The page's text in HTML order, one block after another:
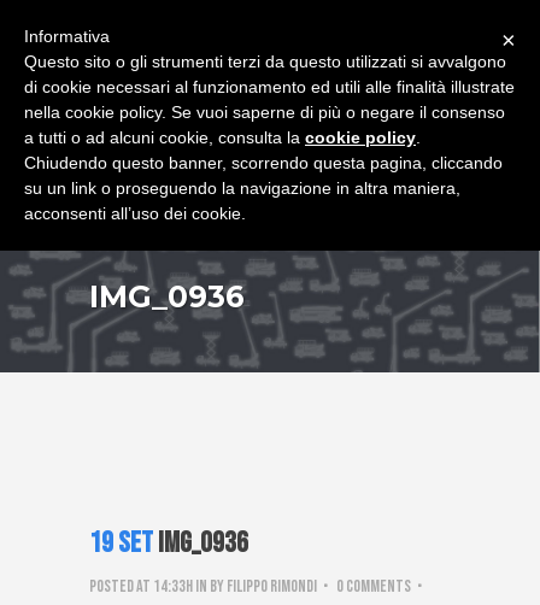
IMG_0936
19 SetIMG_0936
Posted at 14:33hin by Filippo Rimondi
0 Comments
×
Informativa
Questo sito o gli strumenti terzi da questo utilizzati si avvalgono
di cookie necessari al funzionamento ed utili alle finalità illustrate
nella cookie policy. Se vuoi saperne di più o negare il consenso
a tutti o ad alcuni cookie, consulta la cookie policy
Chiudendo questo banner, scorrendo questa pagina, cliccando
su un link o proseguendo la navigazione in altra maniera,
acconsenti all’uso dei cookie.